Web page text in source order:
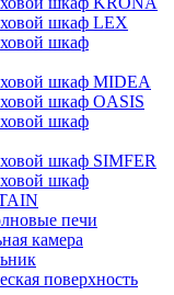
шкаф LEX
шкаф
шкаф MIDEA
шкаф OASIS
шкаф
шкаф SIMFER
шкаф
печи
камера
поверхность